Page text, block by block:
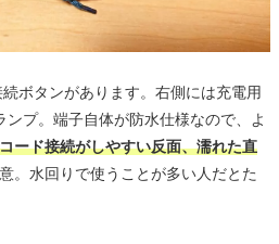
ボタンがあります。右側には充電用
プ。端子自体が防水仕様なので、よ
コード接続がしやすい反面、濡れた直
。水回りで使うことが多い人だとた